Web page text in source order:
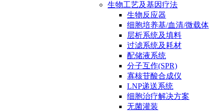
生物工艺及基因疗法
生物反应器
细胞培养基/血清/微载体
层析系统及填料
过滤系统及耗材
配储液系统
分子互作(SPR)
寡核苷酸合成仪
LNP递送系统
细胞治疗解决方案
无菌灌装